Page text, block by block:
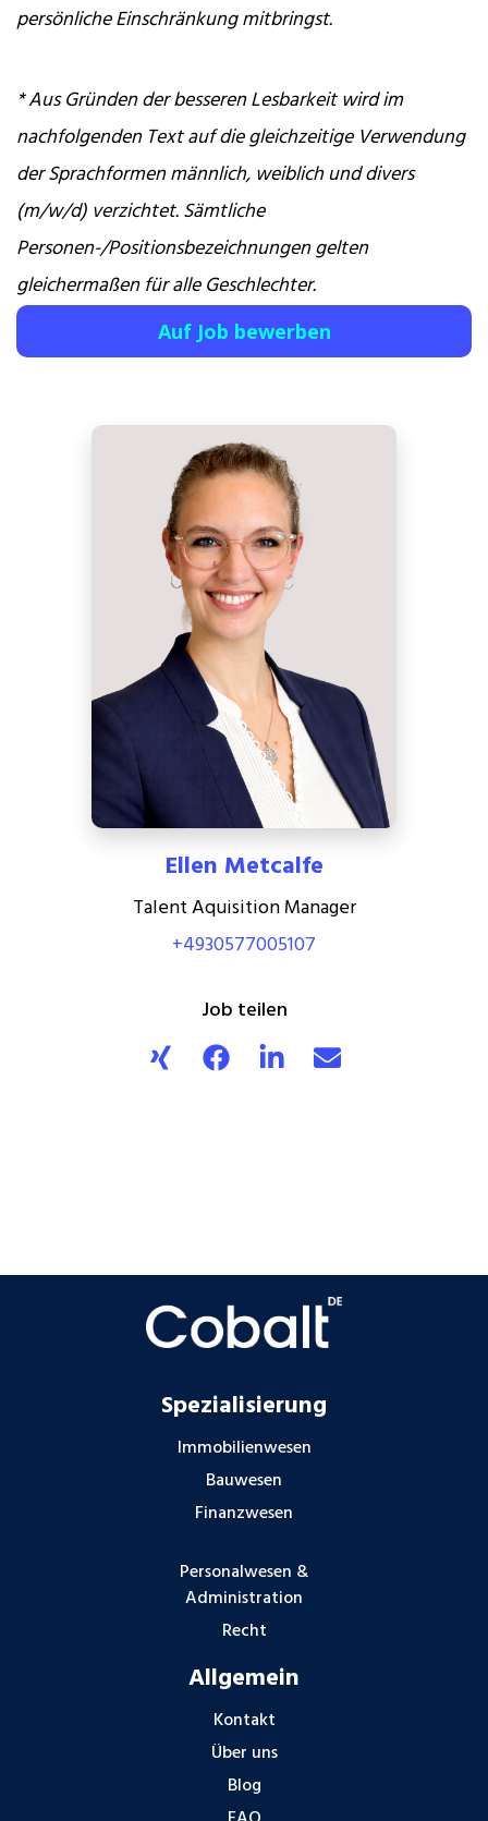
persönliche Einschränkung mitbringst.
* Aus Gründen der besseren Lesbarkeit wird im
nachfolgenden Text auf die gleichzeitige Verwendung
der Sprachformen männlich, weiblich und divers
(m/w/d) verzichtet. Sämtliche
Personen-/Positionsbezeichnungen gelten
gleichermaßen für alle Geschlechter.
Auf Job bewerben
Ellen Metcalfe
Talent Aquisition Manager
+4930577005107
Job teilen
Spezialisierung
Immobilienwesen
Bauwesen
Finanzwesen
Personalwesen &
Administration
Recht
Allgemein
Kontakt
Über uns
Blog